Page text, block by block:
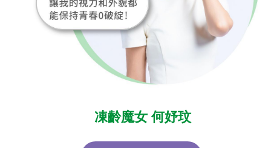
凍齡魔女 何妤玟